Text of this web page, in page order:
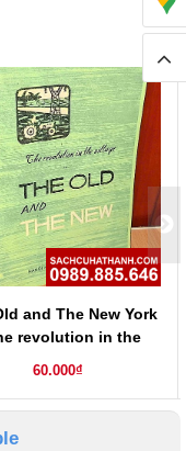
and The New York
revolution in the
village)
60.000₫